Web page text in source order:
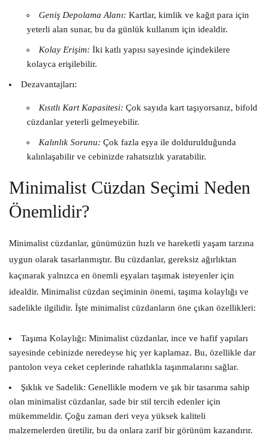
Geniş Depolama Alanı: Kartlar, kimlik ve kağıt para için
yeterli alan sunar, bu da günlük kullanım için idealdir.
Kolay Erişim: İki katlı yapısı sayesinde içindekilere
kolayca erişilebilir.
Dezavantajları:
Kısıtlı Kart Kapasitesi: Çok sayıda kart taşıyorsanız, bifold
cüzdanlar yeterli gelmeyebilir.
Kalınlık Sorunu: Çok fazla eşya ile doldurulduğunda
kalınlaşabilir ve cebinizde rahatsızlık yaratabilir.
Minimalist Cüzdan Seçimi Neden
Önemlidir?
Minimalist cüzdanlar, günümüzün hızlı ve hareketli yaşam tarzına
uygun olarak tasarlanmıştır. Bu cüzdanlar, gereksiz ağırlıktan
kaçınarak yalnızca en önemli eşyaları taşımak isteyenler için
idealdir. Minimalist cüzdan seçiminin önemi, taşıma kolaylığı ve
sadelikle ilgilidir. İşte minimalist cüzdanların öne çıkan özellikleri:
Taşıma Kolaylığı: Minimalist cüzdanlar, ince ve hafif yapıları
sayesinde cebinizde neredeyse hiç yer kaplamaz. Bu, özellikle dar
pantolon veya ceket ceplerinde rahatlıkla taşınmalarını sağlar.
Şıklık ve Sadelik: Genellikle modern ve şık bir tasarıma sahip
olan minimalist cüzdanlar, sade bir stil tercih edenler için
mükemmeldir. Çoğu zaman deri veya yüksek kaliteli
malzemelerden üretilir, bu da onlara zarif bir görünüm kazandırır.